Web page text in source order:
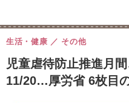
児童虐待防止推進月
11/20…厚労省 6枚目
生活・健康 その他